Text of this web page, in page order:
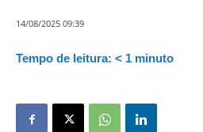
14/08/2025 09:39
Tempo de leitura: < 1 minuto